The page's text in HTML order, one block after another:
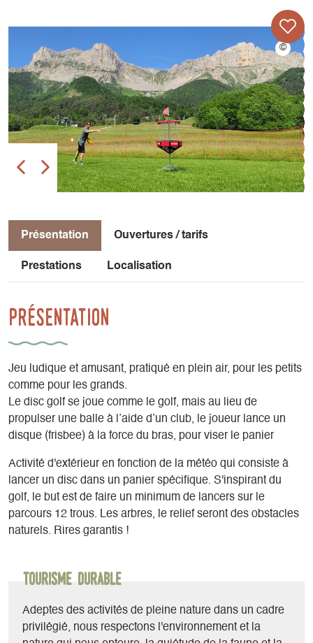
Présentation Ouvertures / tarifs
Prestations Localisation
Présentation
Jeu ludique et amusant, pratiqué en plein air, pour les petits
comme pour les grands.
Le disc golf se joue comme le golf, mais au lieu de
propulser une balle à l’aide d’un club, le joueur lance un
disque (frisbee) à la force du bras, pour viser le panier
Activité d'extérieur en fonction de la météo qui consiste à
lancer un disc dans un panier spécifique. S'inspirant du
golf, le but est de faire un minimum de lancers sur le
parcours 12 trous. Les arbres, le relief seront des obstacles
naturels. Rires garantis !
Tourisme durable
Adeptes des activités de pleine nature dans un cadre
privilégié, nous respectons l'environnement et la